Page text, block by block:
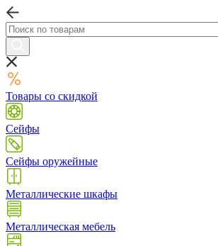
Товары со скидкой
Сейфы
Сейфы оружейные
Металлические шкафы
Металлическая мебель